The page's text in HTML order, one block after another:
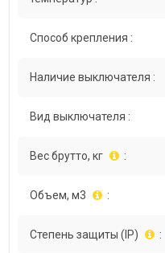
Способ крепления :
Наличие выключателя :
Вид выключателя :
Вес брутто, кг :
Объем, м3 :
Степень защиты (IP) :